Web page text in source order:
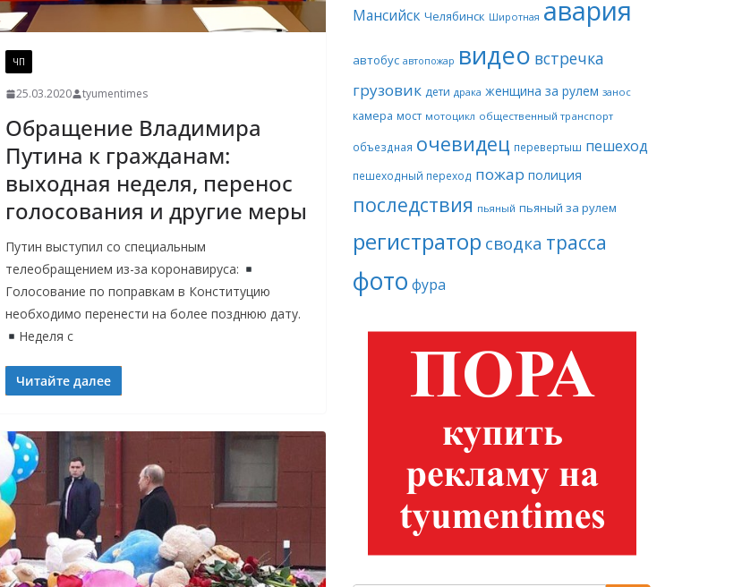
ЧП
25.03.2020 tyumentimes
Обращение Владимира
Путина к гражданам:
выходная неделя, перенос
голосования и другие меры
Путин выступил со специальным
телеобращением из-за коронавируса:
Голосование по поправкам в Конституцию
необходимо перенести на более позднюю дату.
Неделя с
Читайте далее
Мансийск Челябинск Широтная авария
автобус автопожар видео встречка
грузовик дети драка женщина за рулем занос
камера мост мотоцикл общественный транспорт
объездная очевидец перевертыш пешеход
пешеходный переход пожар полиция
последствия пьяный пьяный за рулем
регистратор сводка трасса
фото фура